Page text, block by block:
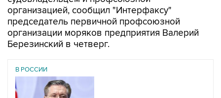
организацией, сообщил "Интерфаксу"
председатель первичной профсоюзной
организации моряков предприятия Валерий
Березинский в четверг.
В РОССИИ